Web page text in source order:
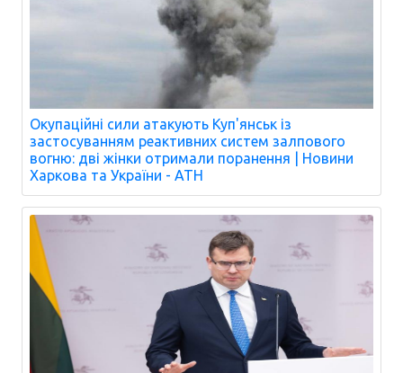
Окупаційні сили атакують Куп'янськ із
застосуванням реактивних систем залпового
вогню: дві жінки отримали поранення | Новини
Харкова та України - АТН